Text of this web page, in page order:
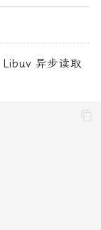
Libuv 异步读取